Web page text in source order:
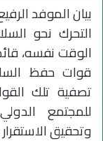
بيان الموفد
التحرك نحو
الوقت نفسه،
قوات حفظ
تصفية تلك
للمجتمع
وتحقيق